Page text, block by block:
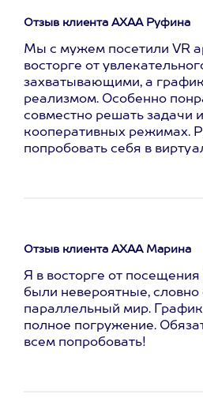
Отзыв клиента АХАА Руфина
Мы с мужем посетили VR
восторге от
захватывающими, а
реализмом. Особенно
совместно решать задачи
кооперативных режимах.
попробовать себя в
Отзыв клиента АХАА Марина
Я в восторге от
были невероятные, словно
параллельный мир.
полное погружение.
всем попробовать!